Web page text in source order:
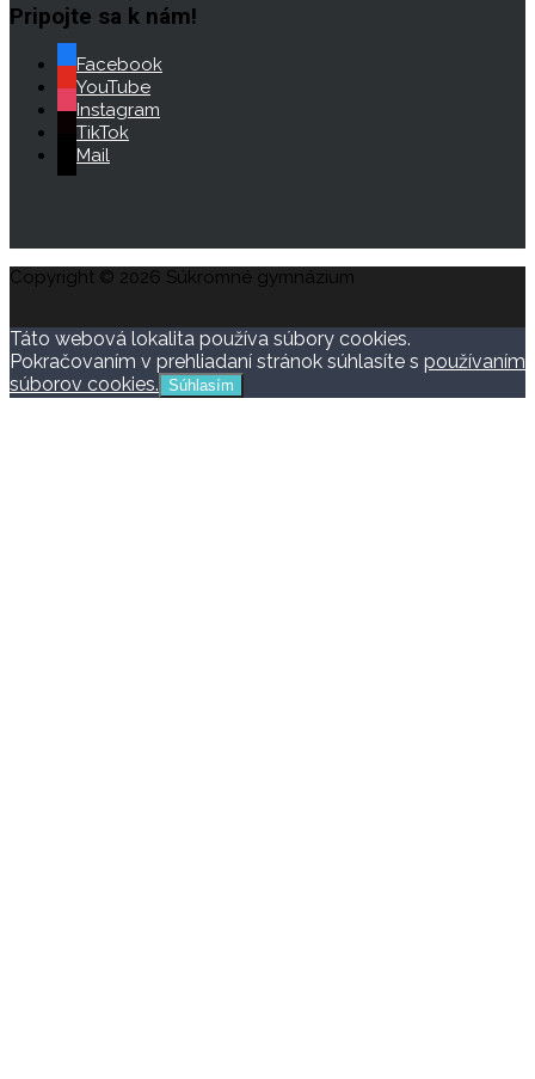
Pripojte sa k nám!
Facebook
YouTube
Instagram
TikTok
Mail
Copyright © 2026 Súkromné gymnázium
Táto webová lokalita používa súbory cookies.
Pokračovaním v prehliadaní stránok súhlasíte s používaním
súborov cookies. Súhlasím